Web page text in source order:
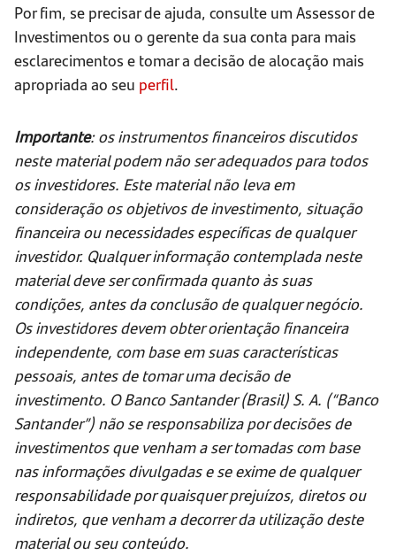
Por fim, se precisar de ajuda, consulte um Assessor de
Investimentos ou o gerente da sua conta para mais
esclarecimentos e tomar a decisão de alocação mais
apropriada ao seu perfil.
Importante: os instrumentos financeiros discutidos
neste material podem não ser adequados para todos
os investidores. Este material não leva em
consideração os objetivos de investimento, situação
financeira ou necessidades específicas de qualquer
investidor. Qualquer informação contemplada neste
material deve ser confirmada quanto às suas
condições, antes da conclusão de qualquer negócio.
Os investidores devem obter orientação financeira
independente, com base em suas características
pessoais, antes de tomar uma decisão de
investimento. O Banco Santander (Brasil) S. A. (“Banco
Santander”) não se responsabiliza por decisões de
investimentos que venham a ser tomadas com base
nas informações divulgadas e se exime de qualquer
responsabilidade por quaisquer prejuízos, diretos ou
indiretos, que venham a decorrer da utilização deste
material ou seu conteúdo.